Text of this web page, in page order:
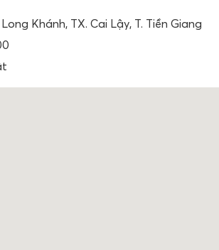
Khánh, TX. Cai Lậy, T. Tiền Giang